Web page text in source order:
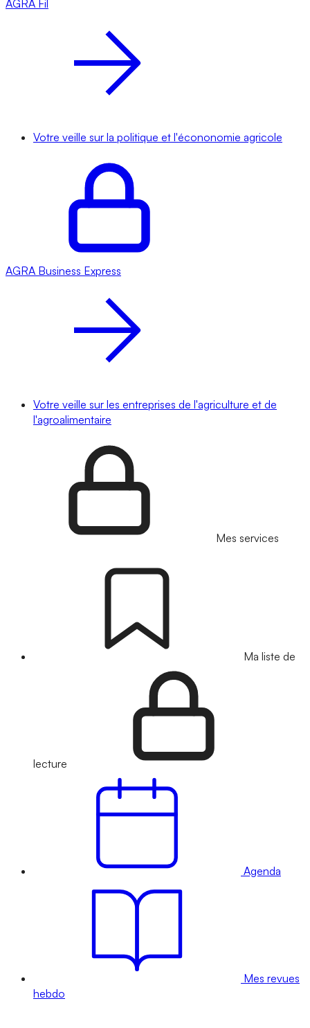
AGRA Fil
Votre veille sur la politique et l'écononomie agricole
AGRA Business Express
Votre veille sur les entreprises de l'agriculture et de
l'agroalimentaire
Mes services
Ma liste de
lecture
Agenda
Mes revues
hebdo